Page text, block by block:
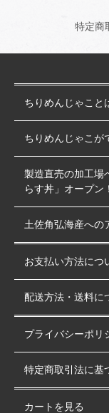
特定商
ちりめんじゃこと
ちりめんじゃこが
製造直売の加工場
らす丼」オープン！
土佐角弘海産への
お支払い方法につ
配送方法・送料に
プライバシーポリ
特定商取引法に基
カートを見る